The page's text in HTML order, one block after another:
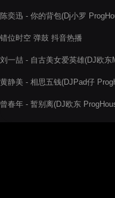
陈奕迅 - 你的背包(Dj小罗
错位时空 弹鼓 抖音热播
刘一喆 - 自古美女爱英雄(DJ欧东
黄静美 - 相思五钱(DJPad仔
曾春年 - 暂别离(DJ欧东